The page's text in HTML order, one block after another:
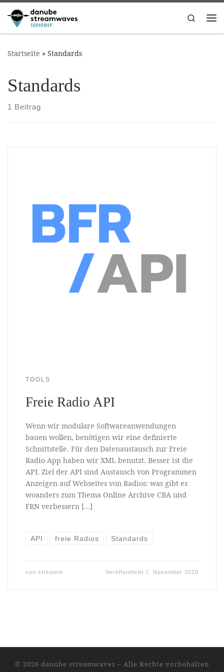
Zum Inhalt springen
Search
Startseite » Standards
Standards
1 Beitrag
TOOLS
Freie Radio API
Wenn wir modulare Softwareanwendungen
bauen wollen, benötigen wir eine definierte
Schnittstelle. Für den Datenaustausch zur Freie
Radio App haben wir XML benutzt. Besser ist die
API. Ziel der API sind Austausch von Programmen
Anzeigen auf Webseites von Radios: was gibt es
woanders zum Thema Online Archive CBA und
FRN verbessern […]
API freie Radios Standards
von streamin Veröffentlicht7. November 2020
© 2026 danube streamwaves – Alle Rechte vorbehalten